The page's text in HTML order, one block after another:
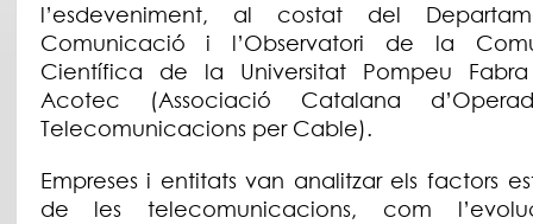
l’esdeveniment, al costat del
Comunicació i l’Observatori de la
Científica de la Universitat Pompeu
Acotec (Associació Catalana
Telecomunicacions per Cable).
Empreses i entitats van analitzar els factors
de les telecomunicacions, com